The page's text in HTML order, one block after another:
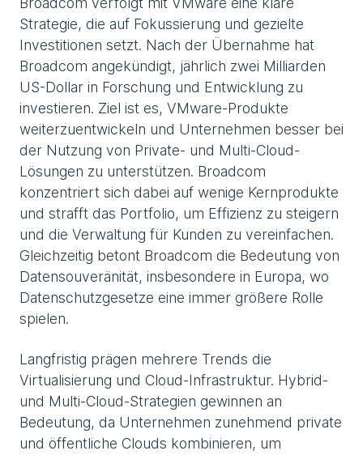
Strategie, die auf Fokussierung und gezielte
Investitionen setzt. Nach der Übernahme hat
Broadcom angekündigt, jährlich zwei Milliarden
US-Dollar in Forschung und Entwicklung zu
investieren. Ziel ist es, VMware-Produkte
weiterzuentwickeln und Unternehmen besser bei
der Nutzung von Private- und Multi-Cloud-
Lösungen zu unterstützen. Broadcom
konzentriert sich dabei auf wenige Kernprodukte
und strafft das Portfolio, um Effizienz zu steigern
und die Verwaltung für Kunden zu vereinfachen.
Gleichzeitig betont Broadcom die Bedeutung von
Datensouveränität, insbesondere in Europa, wo
Datenschutzgesetze eine immer größere Rolle
spielen.
Langfristig prägen mehrere Trends die
Virtualisierung und Cloud-Infrastruktur. Hybrid-
und Multi-Cloud-Strategien gewinnen an
Bedeutung, da Unternehmen zunehmend private
und öffentliche Clouds kombinieren, um